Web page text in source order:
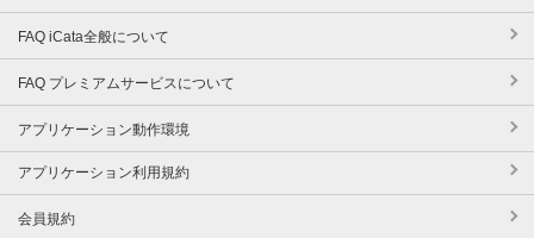
FAQ iCata全般について
FAQ プレミアムサービスについて
アプリケーション動作環境
アプリケーション利用規約
会員規約